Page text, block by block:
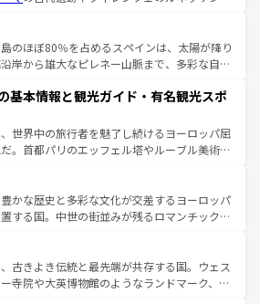
ーナの美しい田園風景やアマルフィ海岸の絶
景観も見逃せない。観光の合間には、本場の
など、絶品のイタリア料理を堪能することも
イタリアで、忘れられない旅をしてみよう！
イタリア情報は
のほぼ80％を占めるスペインは、太陽が降り
岸から雄大なピレネー山脈まで、多彩な自然
この国では、情熱的なフラメンコ、熱気あふ
して美味しいタパスが生活の一部となってい
リードの洗練された雰囲気や、バルセロナの
た街角から、地方では古代ローマ遺跡や中世
よって風土や気候が異なるスペインはその個
性で訪れる人を魅了する。 なお、新着のスペイン情報は コ
を参照してほしい。
基本情報と観光ガイド・有名観光スポ
世界中の旅行者を魅了し続けるヨーロッパ屈
。首都パリのエッフェル塔やルーブル美術館
力が詰まっている。華麗な宮殿、歴史的な大
ビーチ、そして豊かな自然が、訪れる者を心
。また、フランスは美食の国としても知ら
パンの発祥地であるランス、プロヴァンスの
ンダー畑など、多彩な楽しみ方が可能だ。さ
外の地域にも魅力が溢れており、どの街角に
かな歴史と多彩な文化が交差するヨーロッパ
する国。中世の街並みが残るロマンチック街
国は、どこを歩いても飽きることがない。ベ
的活気、バイエルン州のアルプスの絶景、そ
沿いのワイン畑といった風景は必見。ビール
古きよき伝統と最先端が共存する国。ウェス
寺院や大英博物館のようなランドマーク、歴